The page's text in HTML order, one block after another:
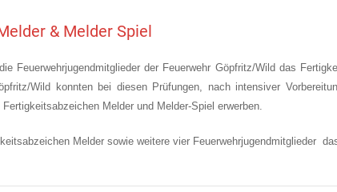
& Melder Spiel
Feuerwehrjugendmitglieder der Feuerwehr Göpfritz/Wild das
Wild konnten bei diesen Prüfungen, nach intensiver
Melder und Melder-Spiel erwerben.
Melder sowie weitere vier Feuerwehrjugendmitglieder